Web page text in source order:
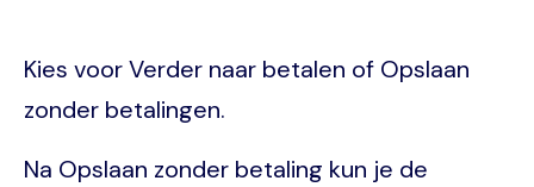
Kies voor Verder naar betalen of Opslaan
zonder betalingen.
Na Opslaan zonder betaling kun je de